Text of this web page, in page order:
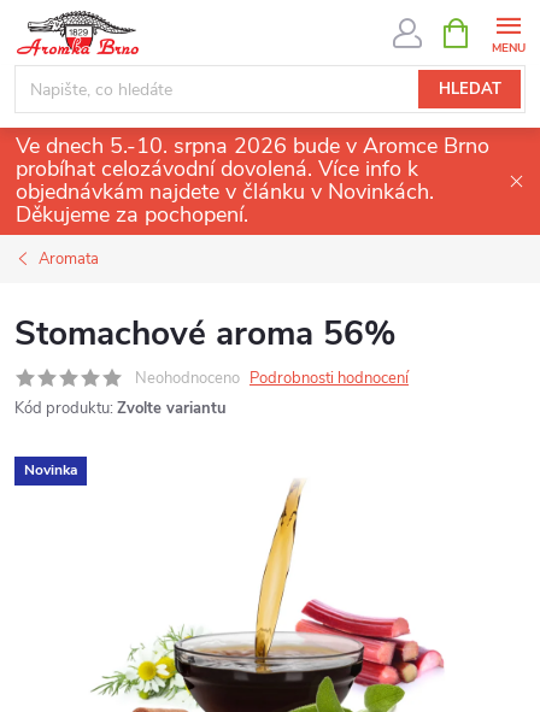
obsah
HLEDAT
NÁKUPNÍ
KOŠÍK
Ve dnech 5.-10. srpna 2026 bude v Aromce Brno
probíhat celozávodní dovolená. Více info k
objednávkám najdete v článku v Novinkách.
Děkujeme za pochopení.
Aromata
Stomachové aroma 56%
Neohodnoceno Podrobnosti hodnocení
Kód produktu: Zvolte variantu
Novinka